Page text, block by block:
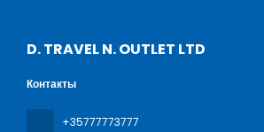
D. TRAVEL N. OUTLET LTD
Контакты
+35777773777